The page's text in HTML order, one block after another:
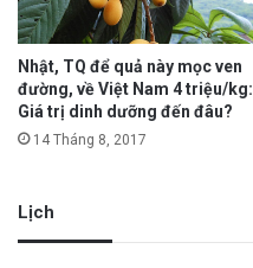
Nhật, TQ để quả này mọc ven
đường, về Việt Nam 4 triệu/kg:
Giá trị dinh dưỡng đến đâu?
14 Tháng 8, 2017
Lịch